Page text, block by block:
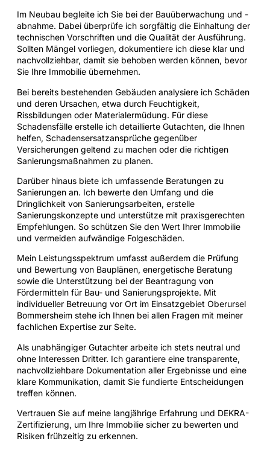
Im Neubau begleite ich Sie bei der Bauüberwachung und -
abnahme. Dabei überprüfe ich sorgfältig die Einhaltung der
technischen Vorschriften und die Qualität der Ausführung.
Sollten Mängel vorliegen, dokumentiere ich diese klar und
nachvollziehbar, damit sie behoben werden können, bevor
Sie Ihre Immobilie übernehmen.
Bei bereits bestehenden Gebäuden analysiere ich Schäden
und deren Ursachen, etwa durch Feuchtigkeit,
Rissbildungen oder Materialermüdung. Für diese
Schadensfälle erstelle ich detaillierte Gutachten, die Ihnen
helfen, Schadensersatzansprüche gegenüber
Versicherungen geltend zu machen oder die richtigen
Sanierungsmaßnahmen zu planen.
Darüber hinaus biete ich umfassende Beratungen zu
Sanierungen an. Ich bewerte den Umfang und die
Dringlichkeit von Sanierungsarbeiten, erstelle
Sanierungskonzepte und unterstütze mit praxisgerechten
Empfehlungen. So schützen Sie den Wert Ihrer Immobilie
und vermeiden aufwändige Folgeschäden.
Mein Leistungsspektrum umfasst außerdem die Prüfung
und Bewertung von Bauplänen, energetische Beratung
sowie die Unterstützung bei der Beantragung von
Fördermitteln für Bau- und Sanierungsprojekte. Mit
individueller Betreuung vor Ort im Einsatzgebiet Oberursel
Bommersheim stehe ich Ihnen bei allen Fragen mit meiner
fachlichen Expertise zur Seite.
Als unabhängiger Gutachter arbeite ich stets neutral und
ohne Interessen Dritter. Ich garantiere eine transparente,
nachvollziehbare Dokumentation aller Ergebnisse und eine
klare Kommunikation, damit Sie fundierte Entscheidungen
treffen können.
Vertrauen Sie auf meine langjährige Erfahrung und DEKRA-
Zertifizierung, um Ihre Immobilie sicher zu bewerten und
Risiken frühzeitig zu erkennen.